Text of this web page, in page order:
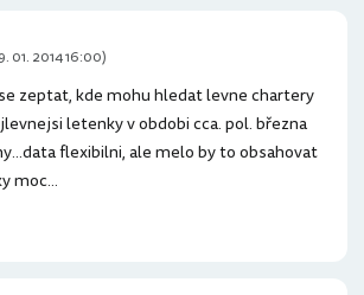
zeptat, kde mohu hledat levne chartery
letenky v obdobi cca. pol. března
flexibilni, ale melo by to obsahovat
moc...
01. 2014 16:00)